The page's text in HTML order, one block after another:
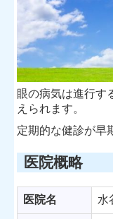
眼の病気は進行す
えられます。
定期的な健診が早
医院概略
医院名 水